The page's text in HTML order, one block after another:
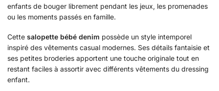
enfants de bouger librement pendant les jeux, les promenades
ou les moments passés en famille.
Cette salopette bébé denim possède un style intemporel
inspiré des vêtements casual modernes. Ses détails fantaisie et
ses petites broderies apportent une touche originale tout en
restant faciles à assortir avec différents vêtements du dressing
enfant.